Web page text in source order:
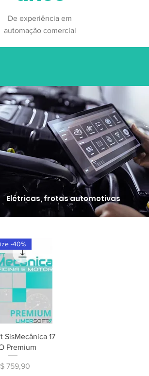
De experiência em
automação comercial
Elétricas, frotas automotivas
rápida
-40%
SisMecânica 17
Premium
759,90